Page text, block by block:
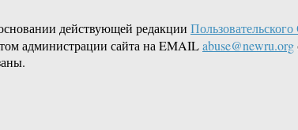
действующей редакции
администрации сайта на EMAILabuse@newru.org